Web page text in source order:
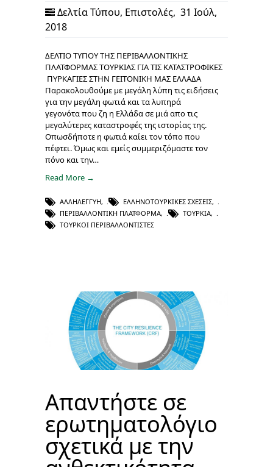
Δελτία Τύπου, Επιστολές, 31 Ιούλ,
2018
ΔΕΛΤΙΟ ΤΥΠΟΥ ΤΗΣ ΠΕΡΙΒΑΛΛΟΝΤΙΚΗΣ
ΠΛΑΤΦΟΡΜΑΣ ΤΟΥΡΚΙΑΣ ΓΙΑ ΤΙΣ ΚΑΤΑΣΤΡΟΦΙΚΕΣ
ΠΥΡΚΑΓΙΕΣ ΣΤΗΝ ΓΕΙΤΟΝΙΚΗ ΜΑΣ ΕΛΛΑΔΑ
Παρακολουθούμε με μεγάλη λύπη τις ειδήσεις
για την μεγάλη φωτιά και τα λυπηρά
γεγονότα που ζη η Ελλάδα σε μιά απο τις
μεγαλύτερες καταστροφές της ιστορίας της.
Οπωσδήποτε η φωτιά καίει τον τόπο που
πέφτει. Όμως και εμείς συμμεριζόμαστε τον
πόνο και την…
Read More →
ΑΛΛΗΛΕΓΓΎΗ, ΕΛΛΗΝΟΤΟΥΡΚΙΚΈΣ ΣΧΈΣΕΙΣ,
ΠΕΡΙΒΑΛΛΟΝΤΙΚΉ ΠΛΑΤΦΌΡΜΑ, ΤΟΥΡΚΊΑ,
ΤΟΎΡΚΟΙ ΠΕΡΙΒΑΛΛΟΝΤΙΣΤΈΣ
Απαντήστε σε
ερωτηματολόγιο
σχετικά με την